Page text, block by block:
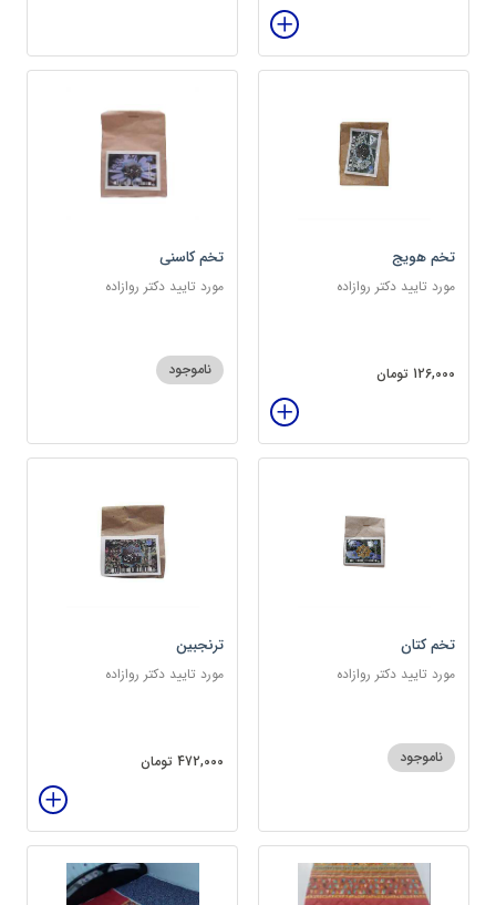
تخم هویج
مورد تایید دکتر روازاده
126,000 تومان
تخم کاسنی
مورد تایید دکتر روازاده
ناموجود
تخم کتان
مورد تایید دکتر روازاده
ناموجود
ترنجبین
مورد تایید دکتر روازاده
472,000 تومان